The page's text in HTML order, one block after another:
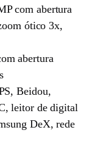
com abertura
ótico 3x,
abertura
Beidou,
leitor de digital
DeX, rede